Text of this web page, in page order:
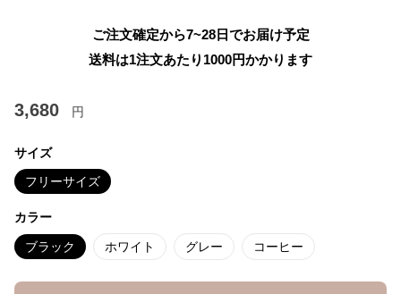
ご注文確定から7~28日でお届け予定
送料は1注文あたり 1000円かかります
3,680 円
サイズ
フリーサイズ
カラー
ブラック ホワイト グレー コーヒー